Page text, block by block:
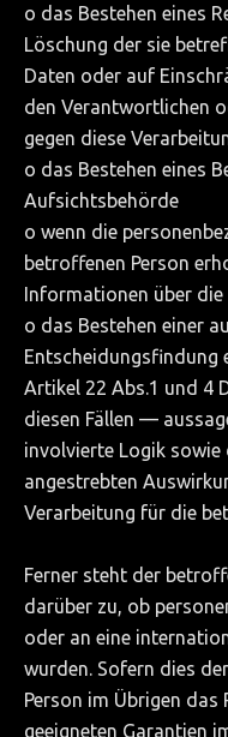
o das Bestehen eines
Löschung der sie
Daten oder auf
den Verantwortlichen
gegen diese
o das Bestehen eines
Aufsichtsbehörde
o wenn die
betroffenen Person
Informationen über
o das Bestehen einer
Entscheidungsfindung
Artikel 22 Abs.1 und 4
diesen Fällen —
involvierte Logik
angestrebten
Verarbeitung für die
Ferner steht der
darüber zu, ob
oder an eine
wurden. Sofern dies
Person im Übrigen
geeigneten Garantien